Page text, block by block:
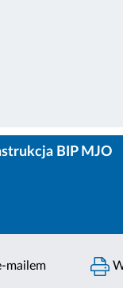
BIP MJO
mailem